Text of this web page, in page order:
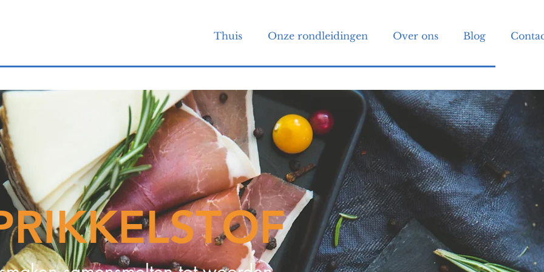
Thuis Onze rondleidingen Over ons Blog